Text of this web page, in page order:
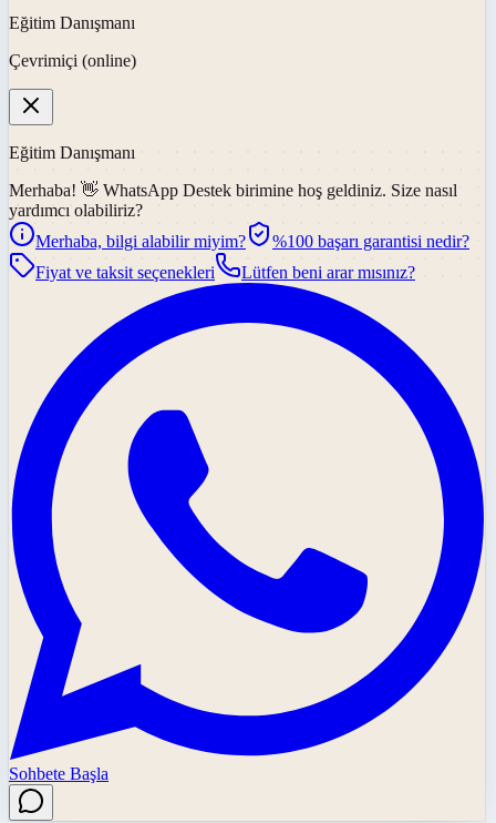
Eğitim Danışmanı
Çevrimiçi (online)
Eğitim Danışmanı
Merhaba! 👋 WhatsApp Destek birimine hoş geldiniz. Size nasıl
yardımcı olabiliriz?
Merhaba, bilgi alabilir miyim?
%100 başarı garantisi nedir?
Fiyat ve taksit seçenekleri
Lütfen beni arar mısınız?
Sohbete Başla